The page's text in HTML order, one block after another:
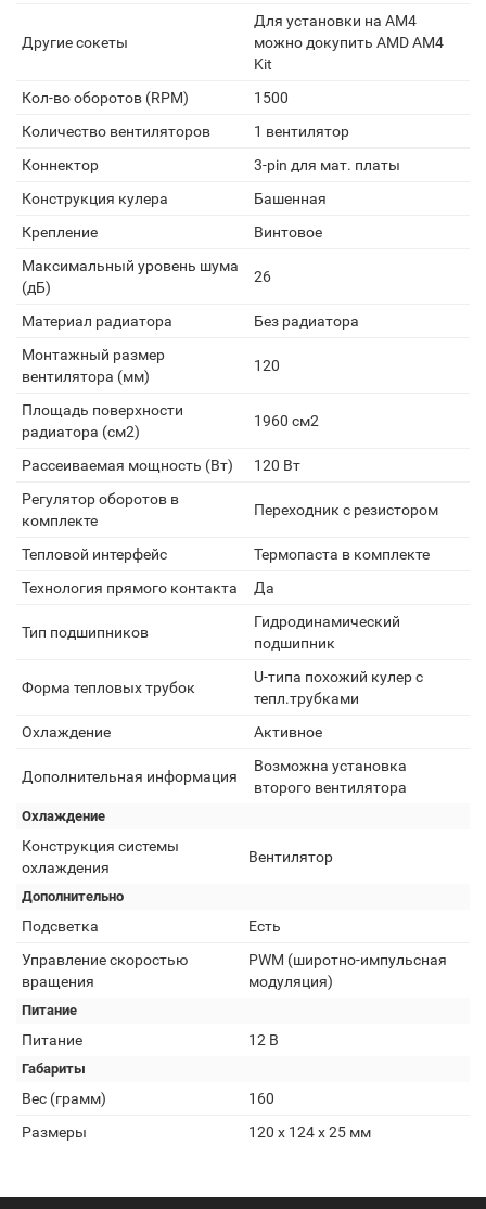
Другие сокеты
Для установки на AM4
можно докупить AMD AM4
Kit
Кол-во оборотов (RPM)
1500
Количество вентиляторов
1 вентилятор
Коннектор
3-pin для мат. платы
Конструкция кулера
Башенная
Крепление
Винтовое
Максимальный уровень шума
(дБ)
26
Материал радиатора
Без радиатора
Монтажный размер
вентилятора (мм)
120
Площадь поверхности
радиатора (см2)
1960 см2
Рассеиваемая мощность (Вт)
120 Вт
Регулятор оборотов в
комплекте
Переходник с резистором
Тепловой интерфейс
Термопаста в комплекте
Технология прямого контакта
Да
Тип подшипников
Гидродинамический
подшипник
Форма тепловых трубок
U-типа похожий кулер с
тепл.трубками
Охлаждение
Активное
Дополнительная информация
Возможна установка
второго вентилятора
Охлаждение
Конструкция системы
охлаждения
Вентилятор
Дополнительно
Подсветка
Есть
Управление скоростью
вращения
PWM (широтно-импульсная
модуляция)
Питание
Питание 12 В
Габариты
Вес (грамм)
160
Размеры
120 x 124 x 25 мм